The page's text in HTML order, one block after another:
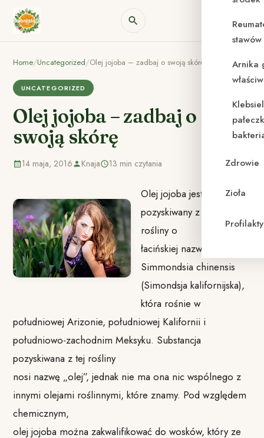
Arnika
Zdrowie
Zioła
Home/Uncategorized/Olej jojoba – zadbaj o swoją skórę
UNCATEGORIZED
Olej jojoba – zadbaj o
swoją skórę
14 maja, 2016 Knaja 13 min czytania
Olej jojoba jest
pozyskiwany z nasion
rośliny o
łacińskiej nazwie
Simmondsia chinensis
(Simondsja kalifornijska),
która rośnie w
południowej Arizonie, południowej Kalifornii i
południowo-zachodnim Meksyku. Substancja
pozyskiwana z tej rośliny
nosi nazwę „olej”, jednak nie ma ona nic wspólnego z
innymi olejami roślinnymi, które znamy. Pod względem
chemicznym,
olej jojoba można zakwalifikować do wosków, który ze